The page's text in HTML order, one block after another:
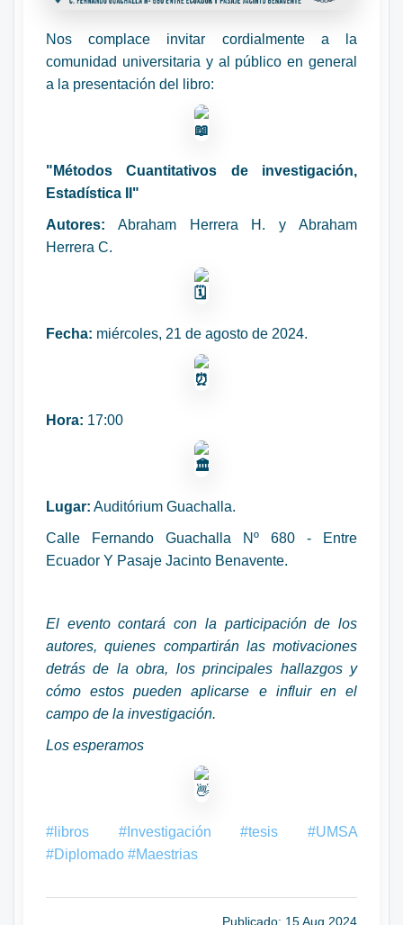
Nos complace invitar cordialmente a la
comunidad universitaria y al público en general
a la presentación del libro:
"Métodos Cuantitativos de investigación,
Estadística II"
Autores: Abraham Herrera H. y Abraham
Herrera C.
Fecha: miércoles, 21 de agosto de 2024.
Hora: 17:00
Lugar: Auditórium Guachalla.
Calle Fernando Guachalla Nº 680 - Entre
Ecuador Y Pasaje Jacinto Benavente.
El evento contará con la participación de los
autores, quienes compartirán las motivaciones
detrás de la obra, los principales hallazgos y
cómo estos pueden aplicarse e influir en el
campo de la investigación.
Los esperamos
#libros #Investigación #tesis
#UMSA
#Diplomado #Maestrias
Publicado: 15 Aug 2024